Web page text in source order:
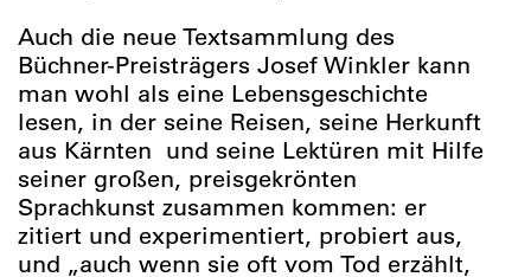
Auch die neue Textsammlung des
Büchner-Preisträgers Josef Winkler kann
man wohl als eine Lebensgeschichte
lesen, in der seine Reisen, seine Herkunft
aus Kärnten und seine Lektüren mit Hilfe
seiner großen, preisgekrönten
Sprachkunst zusammen kommen: er
zitiert und experimentiert, probiert aus,
und „auch wenn sie oft vom Tod erzählt,